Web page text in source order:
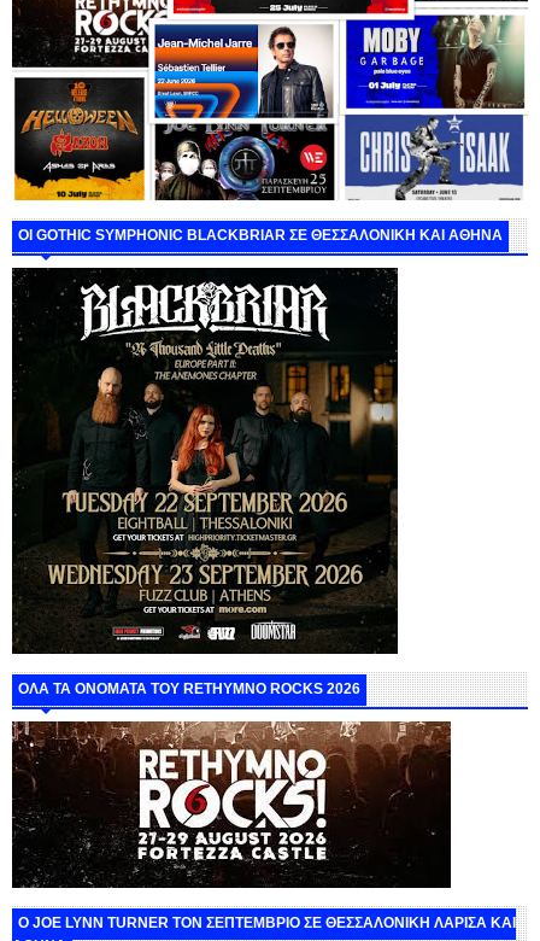
ΟΙ GOTHIC SYMPHONIC BLACKBRIAR ΣΕ ΘΕΣΣΑΛΟΝΙΚΗ ΚΑΙ ΑΘΗΝΑ
ΟΛΑ ΤΑ ΟΝΟΜΑΤΑ ΤΟΥ RETHYMNO ROCKS 2026
O JOE LYNN TURNER ΤΟΝ ΣΕΠΤΕΜΒΡΙΟ ΣΕ ΘΕΣΣΑΛΟΝΙΚΗ ΛΑΡΙΣΑ ΚΑΙ